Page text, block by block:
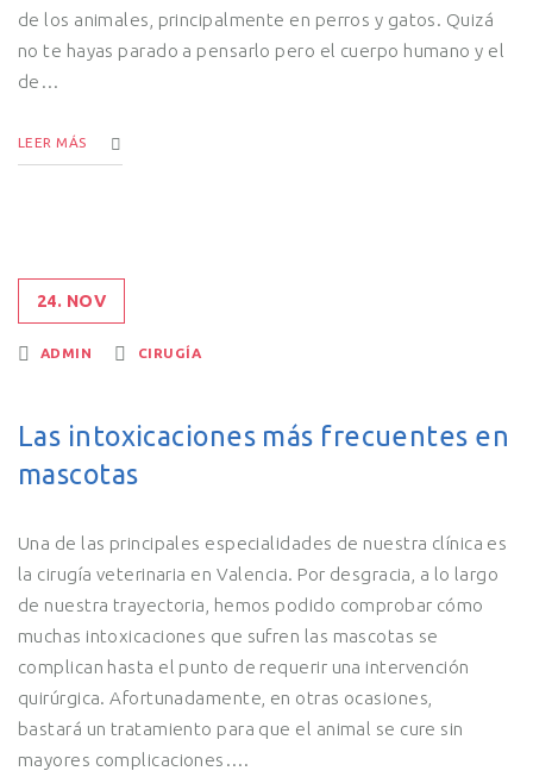
de los animales, principalmente en perros y gatos. Quizá
no te hayas parado a pensarlo pero el cuerpo humano y el
de…
LEER MÁS
24. NOV
ADMIN CIRUGÍA
Las intoxicaciones más frecuentes en
mascotas
Una de las principales especialidades de nuestra clínica es
la cirugía veterinaria en Valencia. Por desgracia, a lo largo
de nuestra trayectoria, hemos podido comprobar cómo
muchas intoxicaciones que sufren las mascotas se
complican hasta el punto de requerir una intervención
quirúrgica. Afortunadamente, en otras ocasiones,
bastará un tratamiento para que el animal se cure sin
mayores complicaciones….